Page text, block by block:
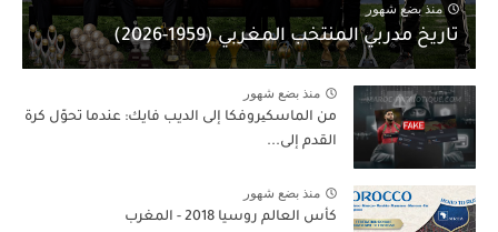
منذ بضع شهور
تاريخ مدربي المنتخب المغربي (1959-2026)
منذ بضع شهور
من الماسكیروفكا إلى الديب فايك: عندما تحوّل كرة
القدم إلى...
منذ بضع شهور
كأس العالم روسيا 2018 - المغرب